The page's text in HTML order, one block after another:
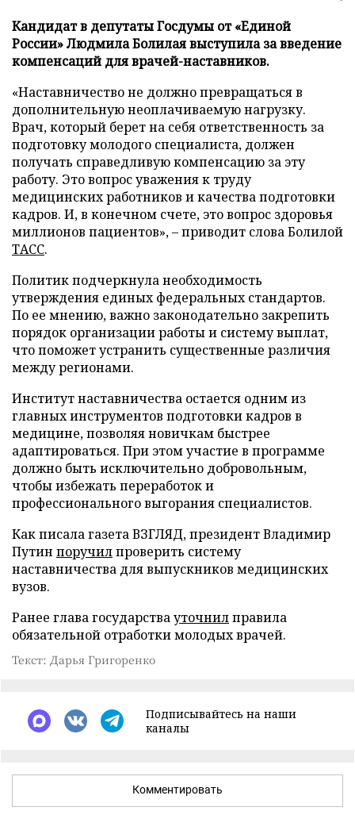
Кандидат в депутаты Госдумы от «Единой
России» Людмила Болилая выступила за введение
компенсаций для врачей-наставников.
«Наставничество не должно превращаться в
дополнительную неоплачиваемую нагрузку.
Врач, который берет на себя ответственность за
подготовку молодого специалиста, должен
получать справедливую компенсацию за эту
работу. Это вопрос уважения к труду
медицинских работников и качества подготовки
кадров. И, в конечном счете, это вопрос здоровья
миллионов пациентов», – приводит слова Болилой
ТАСС.
Политик подчеркнула необходимость
утверждения единых федеральных стандартов.
По ее мнению, важно законодательно закрепить
порядок организации работы и систему выплат,
что поможет устранить существенные различия
между регионами.
Институт наставничества остается одним из
главных инструментов подготовки кадров в
медицине, позволяя новичкам быстрее
адаптироваться. При этом участие в программе
должно быть исключительно добровольным,
чтобы избежать переработок и
профессионального выгорания специалистов.
Как писала газета ВЗГЛЯД, президент Владимир
Путин поручилпроверить систему
наставничества для выпускников медицинских
вузов.
Ранее глава государствауточнилправила
обязательной отработки молодых врачей.
Текст: Дарья Григоренко
Подписывайтесь на наши
каналы
Комментировать